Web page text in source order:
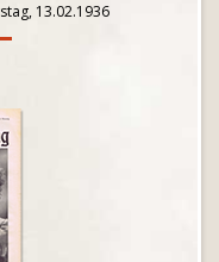
13.02.1936